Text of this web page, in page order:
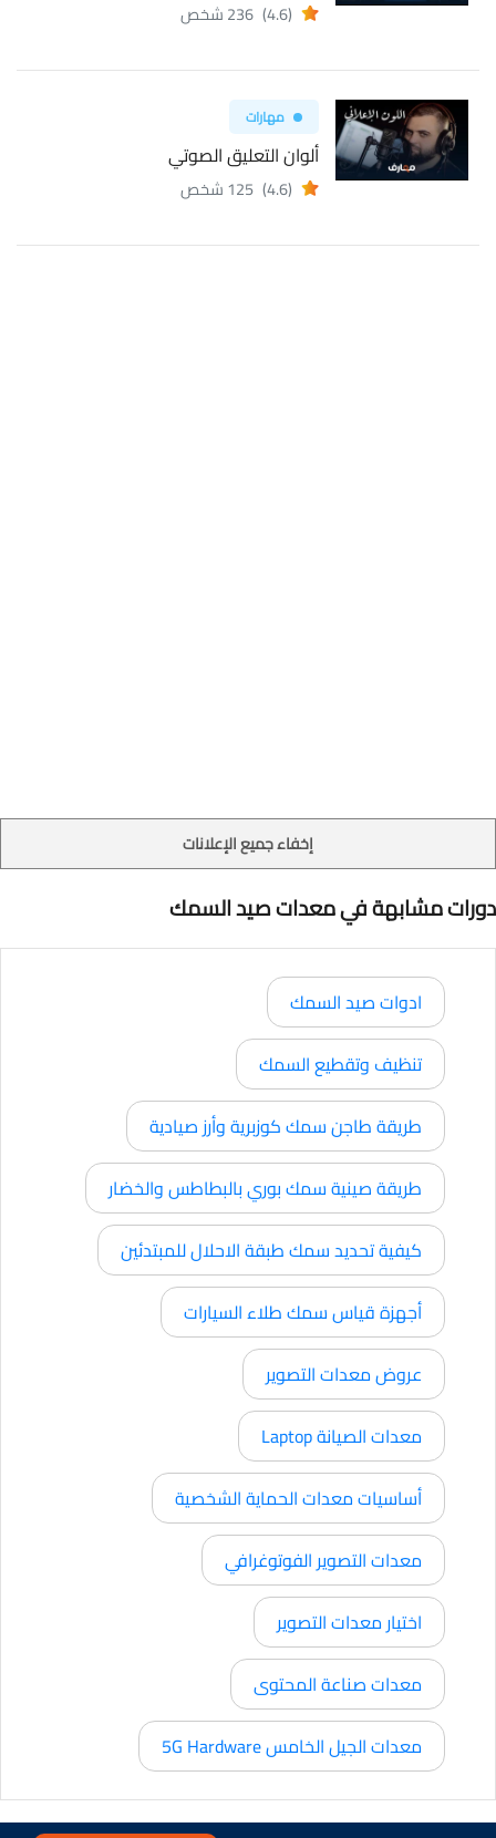
(4.6) 236 شخص
مهارات
ألوان التعليق الصوتي
(4.6) 125 شخص
إخفاء جميع الإعلانات
دورات مشابهة في معدات صيد السمك
ادوات صيد السمك
تنظيف وتقطيع السمك
طريقة طاجن سمك كوزبرية وأرز صيادية
طريقة صينية سمك بوري بالبطاطس والخضار
كيفية تحديد سمك طبقة الاحلال للمبتدئين
أجهزة قياس سمك طلاء السيارات
عروض معدات التصوير
معدات الصيانة Laptop
أساسيات معدات الحماية الشخصية
معدات التصوير الفوتوغرافي
اختيار معدات التصوير
معدات صناعة المحتوى
معدات الجيل الخامس 5G Hardware